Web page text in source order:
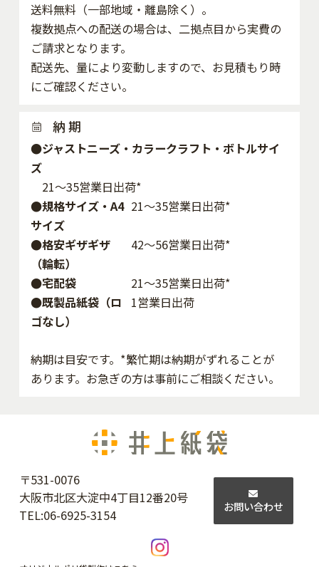
送料無料（一部地域・離島除く）。
複数拠点への配送の場合は、二拠点目から実費の
ご請求となります。
配送先、量により変動しますので、お見積もり時
にご確認ください。
納 期
●ジャストニーズ・カラークラフト・ボトルサイ
ズ
21～35営業日出荷*
●規格サイズ・A4
サイズ
21～35営業日出荷*
●格安ギザギザ
（輪転）
42〜56営業日出荷*
●宅配袋
21～35営業日出荷*
●既製品紙袋（ロ
ゴなし）
1営業日出荷
納期は目安です。*繁忙期は納期がずれることが
あります。お急ぎの方は事前にご相談ください。
〒531-0076
大阪市北区大淀中4丁目12番20号
TEL:06-6925-3154
お問い合わせ